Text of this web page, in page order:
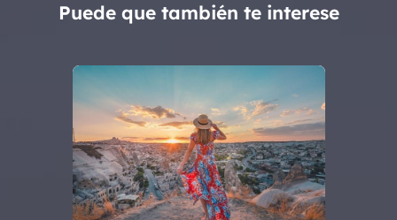
Puede que también te interese